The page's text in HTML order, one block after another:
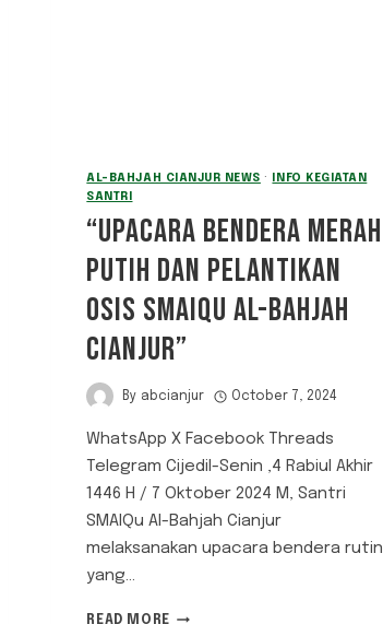
AL-BAHJAH CIANJUR NEWS ·
INFO KEGIATAN
SANTRI
“UPACARA BENDERA MERAH
PUTIH DAN PELANTIKAN
OSIS SMAIQU AL-BAHJAH
CIANJUR”
By abcianjur October 7, 2024
WhatsApp X Facebook Threads
Telegram Cijedil-Senin ,4 Rabiul Akhir
1446 H / 7 Oktober 2024 M, Santri
SMAIQu Al-Bahjah Cianjur
melaksanakan upacara bendera rutin
yang…
READ MORE “UPACARA